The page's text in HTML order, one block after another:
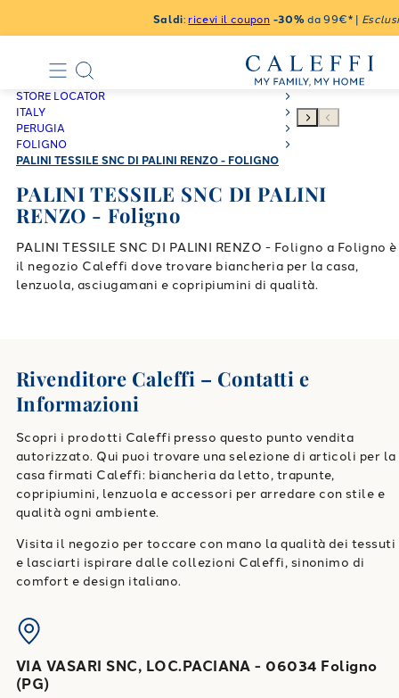
Saldi: ricevi il coupon -30%da 99€* |
STORE LOCATOR
ITALY
PERUGIA
FOLIGNO
PALINI TESSILE SNC DI PALINI RENZO - FOLIGNO
PALINI TESSILE SNC DI PALINI
RENZO - Foligno
PALINI TESSILE SNC DI PALINI RENZO - Foligno a Foligno è
il negozio Caleffi dove trovare biancheria per la casa,
lenzuola, asciugamani e copripiumini di qualità.
Rivenditore Caleffi – Contatti e
Informazioni
Scopri i prodotti Caleffi presso questo punto vendita
autorizzato. Qui puoi trovare una selezione di articoli per la
casa firmati Caleffi: biancheria da letto, trapunte,
copripiumini, lenzuola e accessori per arredare con stile e
qualità ogni ambiente.
Visita il negozio per toccare con mano la qualità dei tessuti
e lasciarti ispirare dalle collezioni Caleffi, sinonimo di
comfort e design italiano.
VIA VASARI SNC, LOC.PACIANA - 06034 Foligno
(PG)